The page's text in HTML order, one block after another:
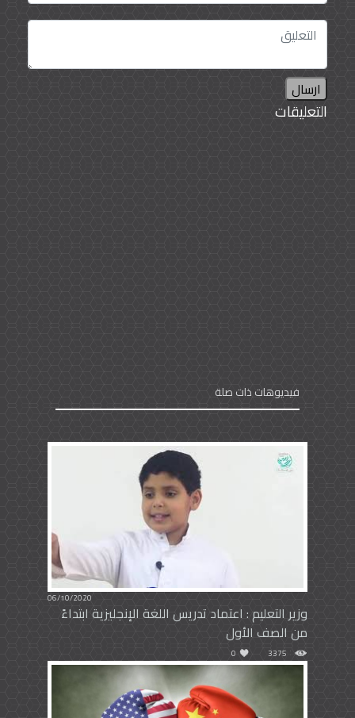
ارسال
التعليقات
فيديوهات ذات صلة
06/10/2020
وزير التعليم : اعتماد تدريس اللغة الإنجليزية ابتداءً
من الصف الأول
3375
0